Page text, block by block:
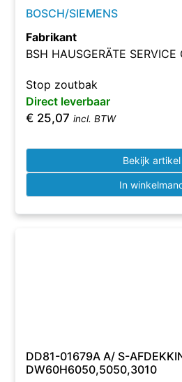
BOSCH/SIEMENS
Fabrikant
BSH HAUSGERÄTE SERVICE
Stop zoutbak
Direct leverbaar
€ 25,07 incl. BTW
Bekijk artikel
In
DD81-01679A A/ S-
DW60H6050,5050,3010